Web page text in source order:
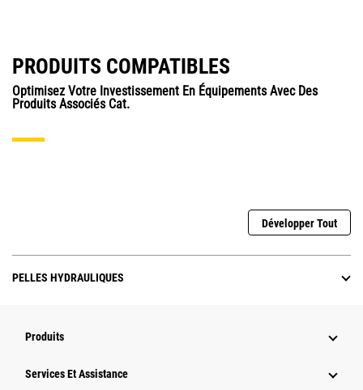
PRODUITS COMPATIBLES
Optimisez Votre Investissement En Équipements Avec Des
Produits Associés Cat.
Développer Tout
PELLES HYDRAULIQUES
Produits
Services Et Assistance